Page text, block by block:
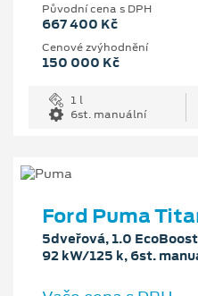
Původní cena s DPH
667 400 Kč
Cenové zvýhodnění
150 000 Kč
1 l
6st. manuální
Ford Puma
5dveřová, 1.0
92 kW/125 k, 6st.